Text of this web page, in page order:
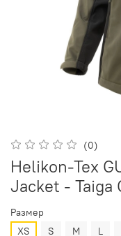
(0)
Helikon-Tex
Jacket - Taiga
Размер
XS
S M L